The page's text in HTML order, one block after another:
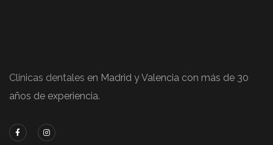
Clinicas dentales en Madrid y Valencia con más de 30
años de experiencia.